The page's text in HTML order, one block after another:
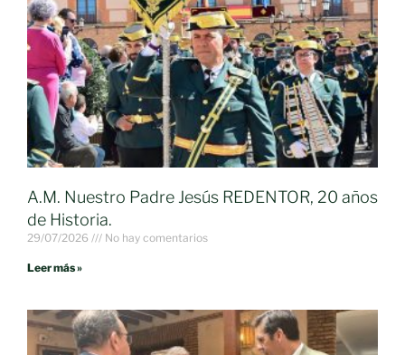
A.M. Nuestro Padre Jesús REDENTOR, 20 años
de Historia.
29/07/2026 No hay comentarios
Leer más »